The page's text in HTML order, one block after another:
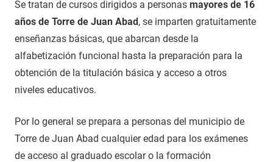
Se tratan de cursos dirigidos a personas mayores de 16
años de Torre de Juan Abad, se imparten gratuitamente
enseñanzas básicas, que abarcan desde la
alfabetización funcional hasta la preparación para la
obtención de la titulación básica y acceso a otros
niveles educativos.
Por lo general se prepara a personas del municipio de
Torre de Juan Abad cualquier edad para los exámenes
de acceso al graduado escolar o la formación